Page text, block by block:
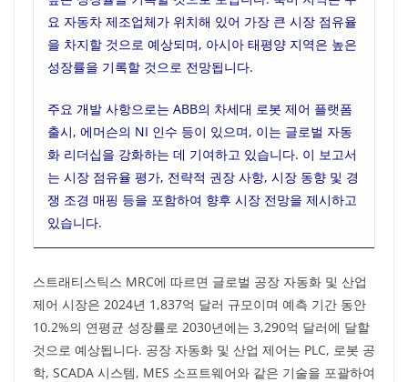
요 자동차 제조업체가 위치해 있어 가장 큰 시장 점유율
을 차지할 것으로 예상되며, 아시아 태평양 지역은 높은
성장률을 기록할 것으로 전망됩니다.
주요 개발 사항으로는 ABB의 차세대 로봇 제어 플랫폼
출시, 에머슨의 NI 인수 등이 있으며, 이는 글로벌 자동
화 리더십을 강화하는 데 기여하고 있습니다. 이 보고서
는 시장 점유율 평가, 전략적 권장 사항, 시장 동향 및 경
쟁 조경 매핑 등을 포함하여 향후 시장 전망을 제시하고
있습니다.
스트래티스틱스 MRC에 따르면 글로벌 공장 자동화 및 산업
제어 시장은 2024년 1,837억 달러 규모이며 예측 기간 동안
10.2%의 연평균 성장률로 2030년에는 3,290억 달러에 달할
것으로 예상됩니다. 공장 자동화 및 산업 제어는 PLC, 로봇 공
학, SCADA 시스템, MES 소프트웨어와 같은 기술을 포괄하여